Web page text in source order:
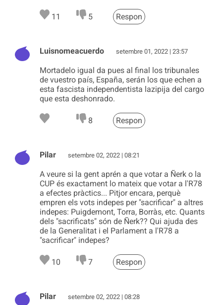
11 5 Respon
Luisnomeacuerdo setembre 01, 2022 | 23:57
Mortadelo igual da pues al final los tribunales
de vuestro país, España, serán los que echen a
esta fascista independentista lazipija del cargo
que esta deshonrado.
8 Respon
Pilar setembre 02, 2022 | 08:21
A veure si la gent aprén a que votar a Ñerk o la
CUP és exactament lo mateix que votar a l'R78
a efectes pràctics... Pitjor encara, perquè
empren els vots indepes per "sacrificar" a altres
indepes: Puigdemont, Torra, Borràs, etc. Quants
dels "sacrificats" són de Ñerk?? Qui ajuda des
de la Generalitat i el Parlament a l'R78 a
"sacrificar" indepes?
10 7 Respon
Pilar setembre 02, 2022 | 08:28